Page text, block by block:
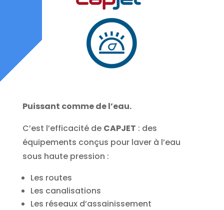
Puissant comme de l’eau.
C’est l’efficacité de CAPJET : des
équipements conçus pour laver à l’eau
sous haute pression :
Les routes
Les canalisations
Les réseaux d’assainissement